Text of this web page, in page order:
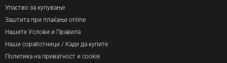
Упаство за купување
Заштита при плаќање online
Нашите Услови и Правила
Наши соработници / Каде да купите
Политика на приватност и cookie